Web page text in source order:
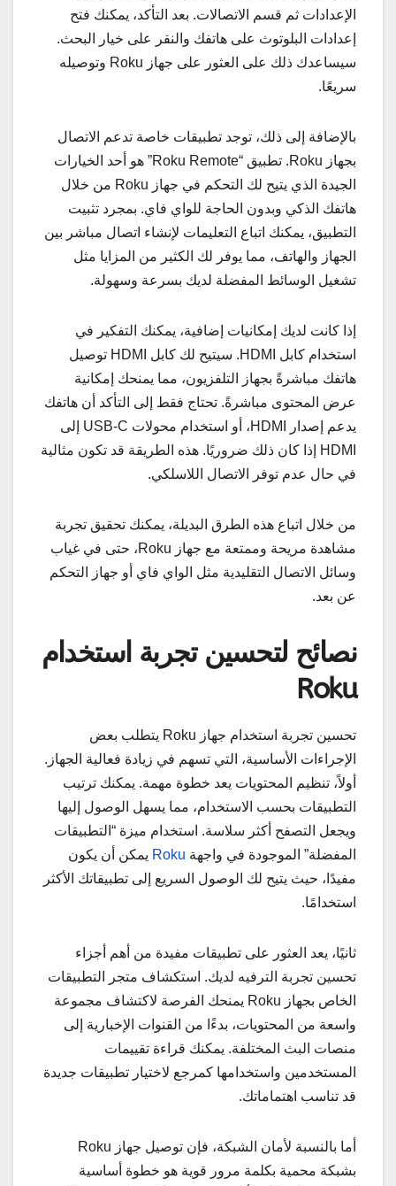
الإعدادات ثم قسم الاتصالات. بعد التأكد، يمكنك فتح
إعدادات البلوتوث على هاتفك والنقر على خيار البحث.
سيساعدك ذلك على العثور على جهاز Roku وتوصيله
سريعًا.
بالإضافة إلى ذلك، توجد تطبيقات خاصة تدعم الاتصال
بجهاز Roku. تطبيق “Roku Remote” هو أحد الخيارات
الجيدة الذي يتيح لك التحكم في جهاز Roku من خلال
هاتفك الذكي وبدون الحاجة للواي فاي. بمجرد تثبيت
التطبيق، يمكنك اتباع التعليمات لإنشاء اتصال مباشر بين
الجهاز والهاتف، مما يوفر لك الكثير من المزايا مثل
تشغيل الوسائط المفضلة لديك بسرعة وسهولة.
إذا كانت لديك إمكانيات إضافية، يمكنك التفكير في
استخدام كابل HDMI. سيتيح لك كابل HDMI توصيل
هاتفك مباشرةً بجهاز التلفزيون، مما يمنحك إمكانية
عرض المحتوى مباشرةً. تحتاج فقط إلى التأكد أن هاتفك
يدعم إصدار HDMI، أو استخدام محولات USB-C إلى
HDMI إذا كان ذلك ضروريًا. هذه الطريقة قد تكون مثالية
في حال عدم توفر الاتصال اللاسلكي.
من خلال اتباع هذه الطرق البديلة، يمكنك تحقيق تجربة
مشاهدة مريحة وممتعة مع جهاز Roku، حتى في غياب
وسائل الاتصال التقليدية مثل الواي فاي أو جهاز التحكم
عن بعد.
نصائح لتحسين تجربة استخدام
Roku
تحسين تجربة استخدام جهاز Roku يتطلب بعض
الإجراءات الأساسية، التي تسهم في زيادة فعالية الجهاز.
أولاً، تنظيم المحتويات يعد خطوة مهمة. يمكنك ترتيب
التطبيقات بحسب الاستخدام، مما يسهل الوصول إليها
ويجعل التصفح أكثر سلاسة. استخدام ميزة “التطبيقات
المفضلة” الموجودة في واجهة Roku يمكن أن يكون
مفيدًا، حيث يتيح لك الوصول السريع إلى تطبيقاتك الأكثر
استخدامًا.
ثانيًا، يعد العثور على تطبيقات مفيدة من أهم أجزاء
تحسين تجربة الترفيه لديك. استكشاف متجر التطبيقات
الخاص بجهاز Roku يمنحك الفرصة لاكتشاف مجموعة
واسعة من المحتويات، بدءًا من القنوات الإخبارية إلى
منصات البث المختلفة. يمكنك قراءة تقييمات
المستخدمين واستخدامها كمرجع لاختيار تطبيقات جديدة
قد تناسب اهتماماتك.
أما بالنسبة لأمان الشبكة، فإن توصيل جهاز Roku
بشبكة محمية بكلمة مرور قوية هو خطوة أساسية